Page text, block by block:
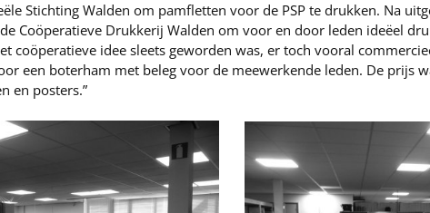
Stichting Walden om pamfletten voor de PSP te drukken. Na
Coöperatieve Drukkerij Walden om voor en door leden ideëel
coöperatieve idee sleets geworden was, er toch vooral
een boterham met beleg voor de meewerkende leden. De prijs
en posters.”